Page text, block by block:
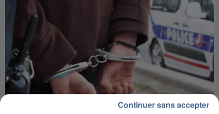
Continuer sans accepter